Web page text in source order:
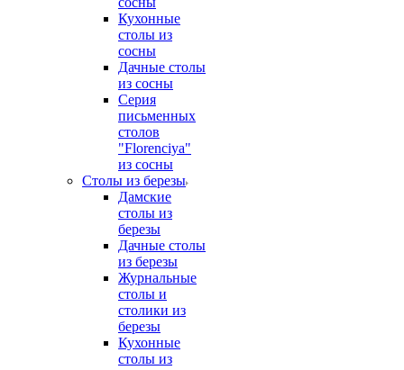
Кухонные
столы из
сосны
Дачные столы
из сосны
Серия
письменных
столов
"Florenciya"
из сосны
Столы из березы
Дамские
столы из
березы
Дачные столы
из березы
Журнальные
столы и
столики из
березы
Кухонные
столы из